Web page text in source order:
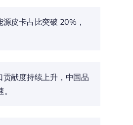
皮卡占比突破 20%，
贡献度持续上升，中国品